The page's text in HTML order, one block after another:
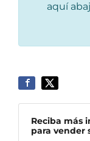
aquí
Reciba más
para vender